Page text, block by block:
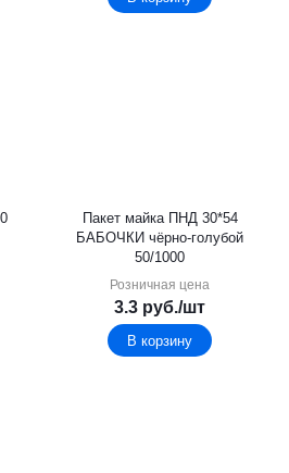
Пакет майка ПНД 30*54
БАБОЧКИ чёрно-голубой
50/1000
Розничная цена
3.3 руб./шт
В корзину